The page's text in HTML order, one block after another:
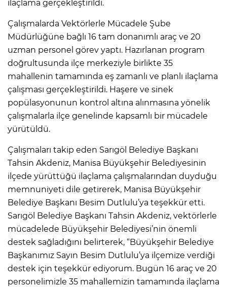
ilaçlama gerçekleştirildi.
Çalışmalarda Vektörlerle Mücadele Şube
Müdürlüğüne bağlı 16 tam donanımlı araç ve 20
uzman personel görev yaptı. Hazırlanan program
doğrultusunda ilçe merkeziyle birlikte 35
mahallenin tamamında eş zamanlı ve planlı ilaçlama
çalışması gerçekleştirildi. Haşere ve sinek
popülasyonunun kontrol altına alınmasına yönelik
çalışmalarla ilçe genelinde kapsamlı bir mücadele
yürütüldü.
Çalışmaları takip eden Sarıgöl Belediye Başkanı
Tahsin Akdeniz, Manisa Büyükşehir Belediyesinin
ilçede yürüttüğü ilaçlama çalışmalarından duyduğu
memnuniyeti dile getirerek, Manisa Büyükşehir
Belediye Başkanı Besim Dutlulu’ya teşekkür etti.
Sarıgöl Belediye Başkanı Tahsin Akdeniz, vektörlerle
mücadelede Büyükşehir Belediyesi’nin önemli
destek sağladığını belirterek, “Büyükşehir Belediye
Başkanımız Sayın Besim Dutlulu’ya ilçemize verdiği
destek için teşekkür ediyorum. Bugün 16 araç ve 20
personelimizle 35 mahallemizin tamamında ilaçlama